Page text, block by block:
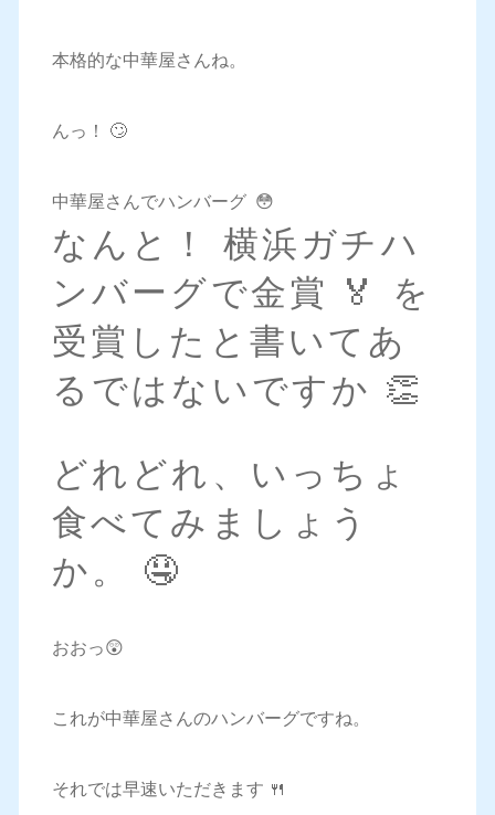
本格的な中華屋さんね。
んっ！ 🙄
中華屋さんでハンバーグ 😳
なんと！ 横浜ガチハ
ンバーグで金賞 🏅 を
受賞したと書いてあ
るではないですか 👏
どれどれ、いっちょ
食べてみましょう
か。 🤤
おおっ😲
これが中華屋さんのハンバーグですね。
それでは早速いただきます 🍴